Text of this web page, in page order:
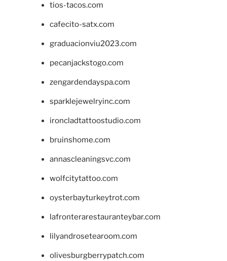
tios-tacos.com
cafecito-satx.com
graduacionviu2023.com
pecanjackstogo.com
zengardendayspa.com
sparklejewelryinc.com
ironcladtattoostudio.com
bruinshome.com
annascleaningsvc.com
wolfcitytattoo.com
oysterbayturkeytrot.com
lafronterarestauranteybar.com
lilyandrosetearoom.com
olivesburgberrypatch.com